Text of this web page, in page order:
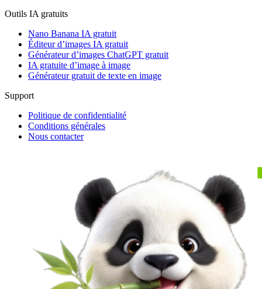
Outils IA gratuits
Nano Banana IA gratuit
Éditeur d’images IA gratuit
Générateur d’images ChatGPT gratuit
IA gratuite d’image à image
Générateur gratuit de texte en image
Support
Politique de confidentialité
Conditions générales
Nous contacter